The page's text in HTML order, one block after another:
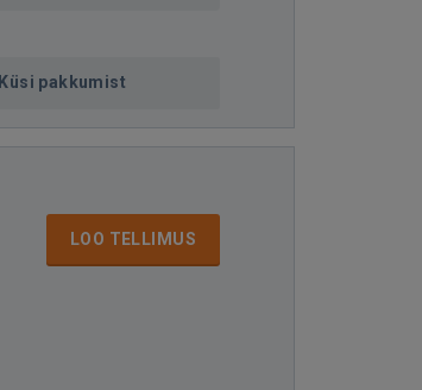
Küsi pakkumist
LOO TELLIMUS